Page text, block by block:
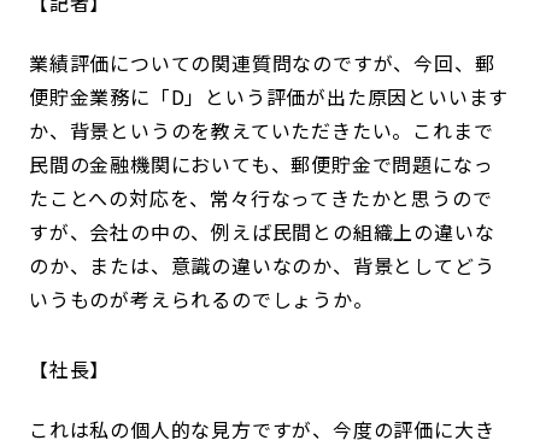
業績評価についての関連質問なのですが、今回、郵
便貯金業務に「D」という評価が出た原因といいます
か、背景というのを教えていただきたい。これまで
民間の金融機関においても、郵便貯金で問題になっ
たことへの対応を、常々行なってきたかと思うので
すが、会社の中の、例えば民間との組織上の違いな
のか、または、意識の違いなのか、背景としてどう
いうものが考えられるのでしょうか。
社長
これは私の個人的な見方ですが、今度の評価に大き